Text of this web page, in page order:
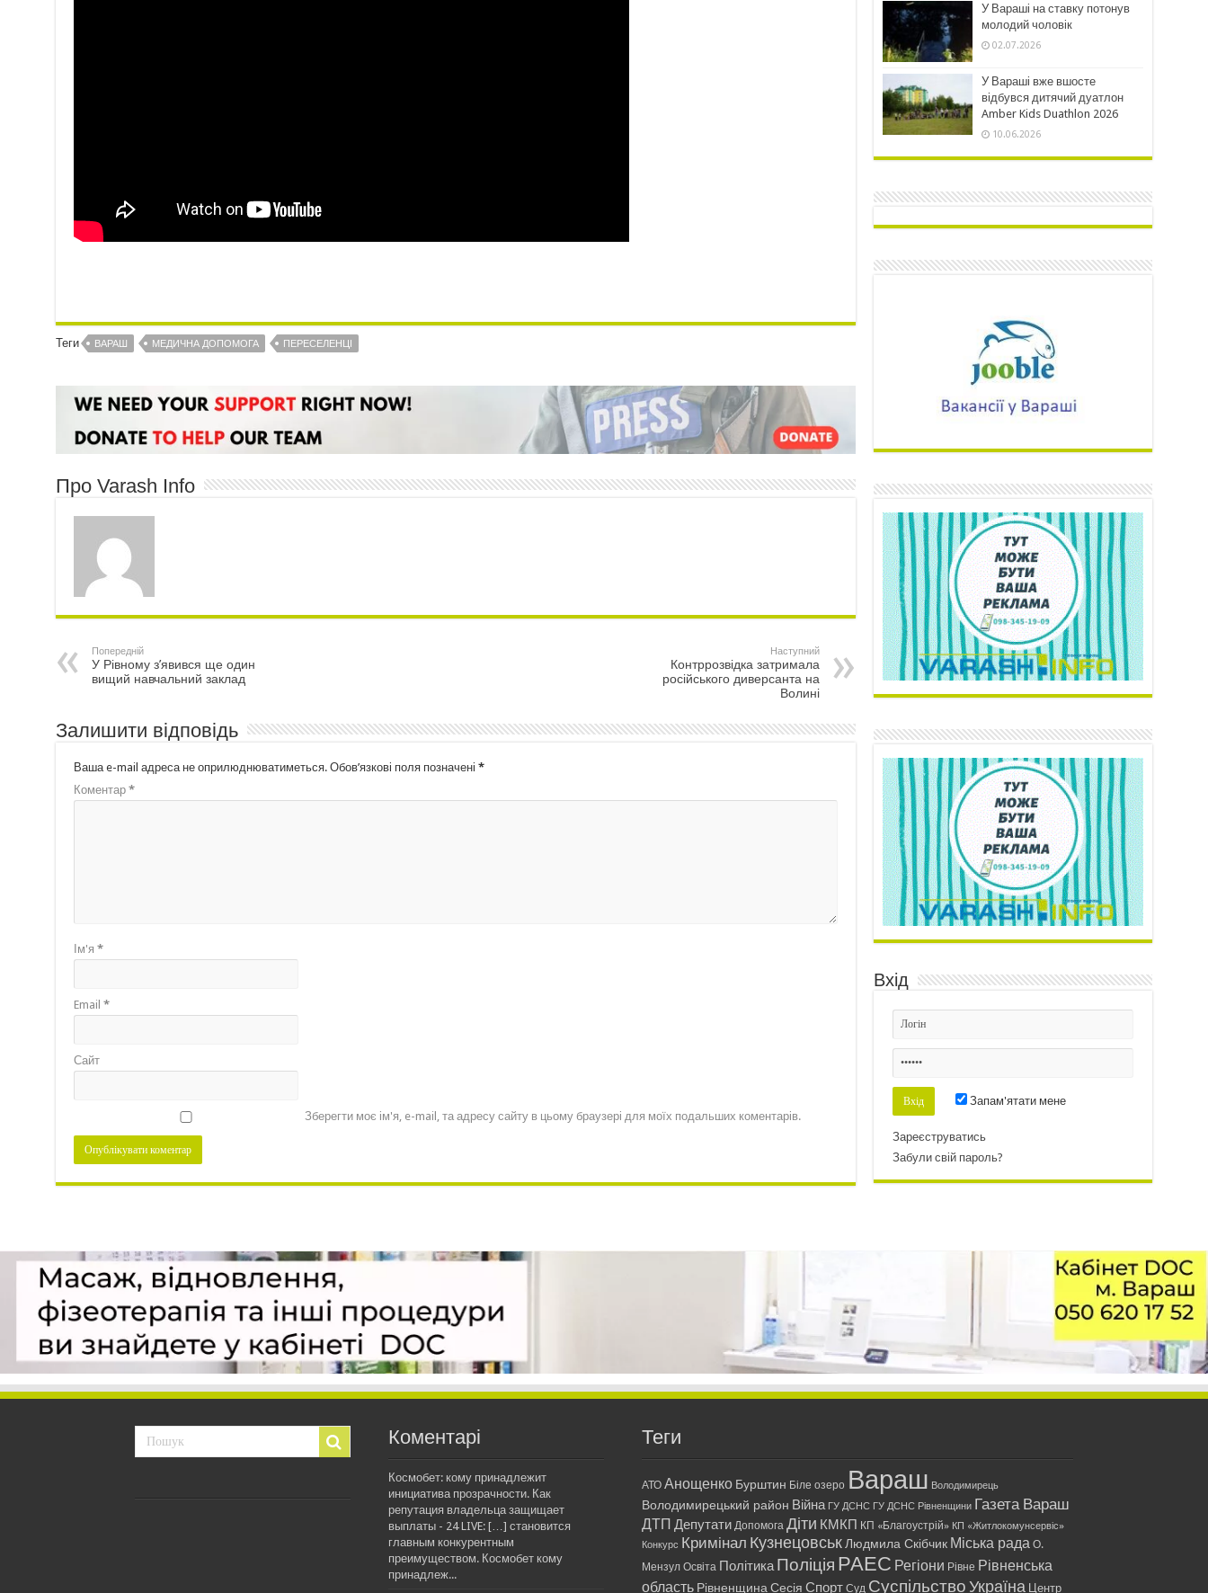
Теги ВАРАШ МЕДИЧНА ДОПОМОГА ПЕРЕСЕЛЕНЦІ
Про Varash Info
Попередній
У Рівному з’явився ще один
вищий навчальний заклад
Наступний
Контррозвідка затримала
російського диверсанта на
Волині
Залишити відповідь
Ваша e-mail адреса не оприлюднюватиметься. Обов’язкові поля позначені *
Коментар *
Ім'я *
Email *
Сайт
Зберегти моє ім'я, e-mail, та адресу сайту в цьому браузері для моїх подальших коментарів.
У Вараші на ставку потонув
молодий чоловік
02.07.2026
У Вараші вже вшосте
відбувся дитячий дуатлон
Amber Kids Duathlon 2026
10.06.2026
Вхід
Запам'ятати мене
Зареєструватись
Забули свій пароль?
Коментарі
Космобет: кому принадлежит
инициатива прозрачности. Как
репутация владельца защищает
выплаты - 24 LIVE: […] становится
главным конкурентным
преимуществом. Космобет кому
принадлеж...
Теги
АТО Анощенко Бурштин Біле озеро Вараш Володимирець
Володимирецький район Війна ГУ ДСНС ГУ ДСНС Рівненщини Газета Вараш
ДТП Депутати Допомога Діти КМКП КП «Благоустрій» КП «Житлокомунсервіс»
Конкурс Кримінал Кузнецовськ Людмила Скібчик Міська рада О.
Мензул Освіта Політика Поліція РАЕС Регіони Рівне Рівненська
область Рівненщина Сесія Спорт Суд Суспільство Україна Центр